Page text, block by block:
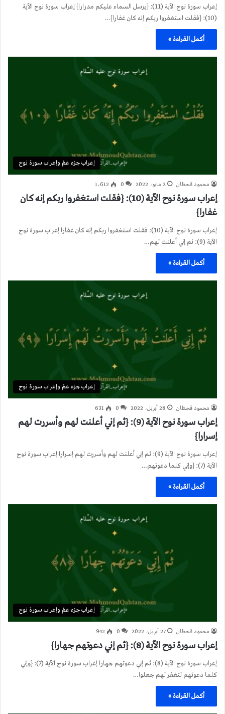
إعراب سورة نوح الآية (11): {يرسل السماء عليكم مدرارا} إعراب سورة نوح الآية
(10): {فقلت استغفروا ربكم إنه كان غفارا}…
أكمل القراءة »
إعراب جزء عمّ وإعراب سورة نوح
محمود قحطان 2 مايو، 2022 0 1٬612
إعراب سورة نوح الآية (10): {فقلت استغفروا ربكم إنه كان
غفارا}
إعراب سورة نوح الآية (10): فقلت استغفروا ربكم إنه كان غفارا إعراب سورة نوح
الآية (9): ثم إني أعلنت لهم…
أكمل القراءة »
إعراب جزء عمّ وإعراب سورة نوح
محمود قحطان 28 أبريل، 2022 0
631
إعراب سورة نوح الآية (9): {ثم إني أعلنت لهم وأسررت لهم
إسرارا}
إعراب سورة نوح الآية (9): ثم إني أعلنت لهم وأسررت لهم إسرارا إعراب سورة نوح
الآية (7): {وإني كلما دعوتهم…
أكمل القراءة »
إعراب جزء عمّ وإعراب سورة نوح
محمود قحطان 27 أبريل، 2022 0
942
إعراب سورة نوح الآية (8): {ثم إني دعوتهم جهارا}
إعراب سورة نوح الآية (8): ثم إني دعوتهم جهارا إعراب سورة نوح الآية (7): {وإني
كلما دعوتهم لتغفر لهم جعلوا…
أكمل القراءة »